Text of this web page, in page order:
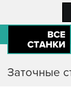
О компании
Войти
Заточные